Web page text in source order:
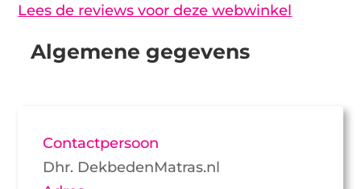
Lees de reviews voor deze webwinkel
Algemene gegevens
Contactpersoon
Dhr. DekbedenMatras.nl